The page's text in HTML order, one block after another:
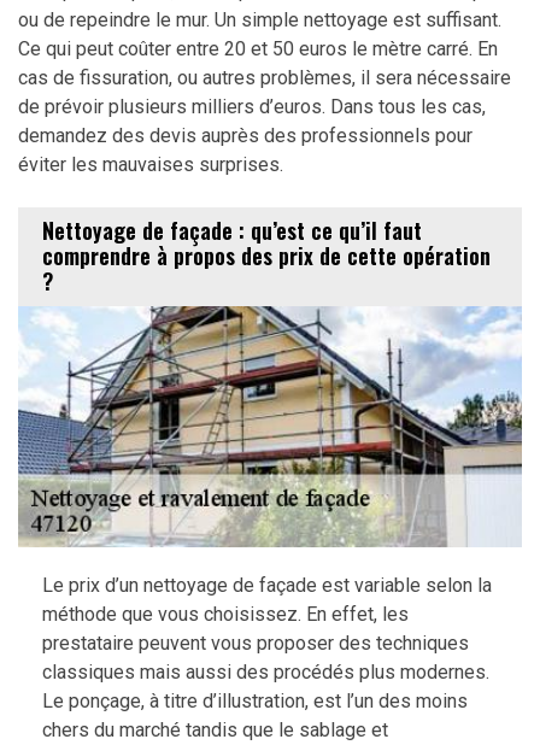
ou de repeindre le mur. Un simple nettoyage est suffisant.
Ce qui peut coûter entre 20 et 50 euros le mètre carré. En
cas de fissuration, ou autres problèmes, il sera nécessaire
de prévoir plusieurs milliers d’euros. Dans tous les cas,
demandez des devis auprès des professionnels pour
éviter les mauvaises surprises.
Nettoyage de façade : qu’est ce qu’il faut
comprendre à propos des prix de cette opération
?
Le prix d’un nettoyage de façade est variable selon la
méthode que vous choisissez. En effet, les
prestataire peuvent vous proposer des techniques
classiques mais aussi des procédés plus modernes.
Le ponçage, à titre d’illustration, est l’un des moins
chers du marché tandis que le sablage et